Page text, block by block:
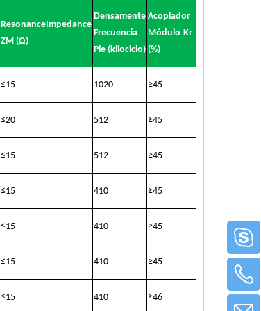
ResonanceImpedance
ZM (Ω)
Densamente
Frecuencia
Pie (kilociclo)
Acoplador
Módulo Kr
(%)
≤15 1020 ≥45
≤20 512 ≥45
≤15 512 ≥45
≤15 410 ≥45
≤15 410 ≥45
≤15 410 ≥45
≤15 410 ≥46